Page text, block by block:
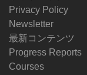
Privacy Policy
Newsletter
最新コンテンツ
Progress Reports
Courses